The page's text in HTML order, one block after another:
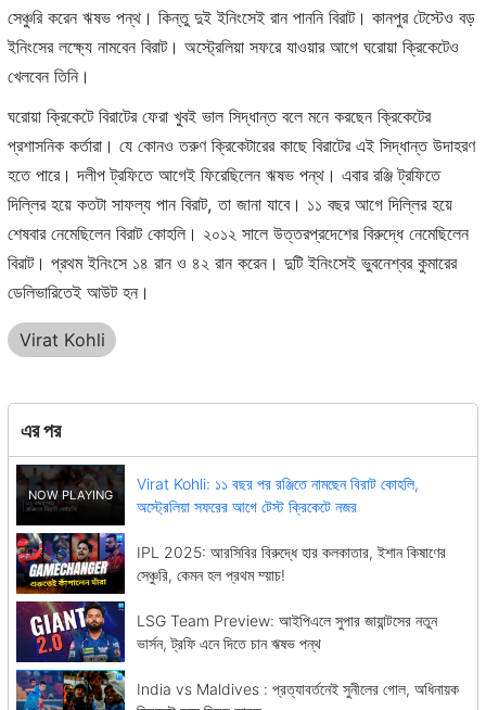
সেঞ্চুরি করেন ঋষভ পন্থ। কিন্তু দুই ইনিংসেই রান পাননি বিরাট। কানপুর টেস্টেও বড়
ইনিংসের লক্ষ্যে নামবেন বিরাট। অস্ট্রেলিয়া সফরে যাওয়ার আগে ঘরোয়া ক্রিকেটেও
খেলবেন তিনি।
ঘরোয়া ক্রিকেটে বিরাটের ফেরা খুবই ভাল সিদ্ধান্ত বলে মনে করছেন ক্রিকেটের
প্রশাসনিক কর্তারা। যে কোনও তরুণ ক্রিকেটারের কাছে বিরাটের এই সিদ্ধান্ত উদাহরণ
হতে পারে। দলীপ ট্রফিতে আগেই ফিরেছিলেন ঋষভ পন্থ। এবার রঞ্জি ট্রফিতে
দিল্লির হয়ে কতটা সাফল্য পান বিরাট, তা জানা যাবে। ১১ বছর আগে দিল্লির হয়ে
শেষবার নেমেছিলেন বিরাট কোহলি। ২০১২ সালে উত্তরপ্রদেশের বিরুদ্ধে নেমেছিলেন
বিরাট। প্রথম ইনিংসে ১৪ রান ও ৪২ রান করেন। দুটি ইনিংসেই ভুবনেশ্বর কুমারের
ডেলিভারিতেই আউট হন।
Virat Kohli
এর পর
Virat Kohli: ১১ বছর পর রঞ্জিতে নামছেন বিরাট কোহলি,
অস্ট্রেলিয়া সফরের আগে টেস্ট ক্রিকেটে নজর
IPL 2025: আরসিবির বিরুদ্ধে হার কলকাতার, ইশান কিষাণের
সেঞ্চুরি, কেমন হল প্রথম ম্য়াচ!
LSG Team Preview: আইপিএলে সুপার জায়ান্টসের নতুন
ভার্সন, ট্রফি এনে দিতে চান ঋষভ পন্থ
India vs Maldives : প্রত্যাবর্তনেই সুনীলের গোল, অধিনায়ক